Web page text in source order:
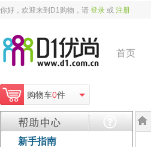
你好，欢迎来到D1购物，请 登录 或 注册
首页
购物车0件
新手指南